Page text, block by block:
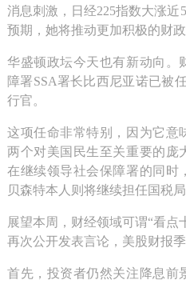
消息刺激，日经225指数大涨近
预期，她将推动更加积极的财
华盛顿政坛今天也有新动向。
障署SSA署长比西尼亚诺已被
行官。
这项任命非常特别，因为它意
两个对美国民生至关重要的庞
在继续领导社会保障署的同时
贝森特本人则将继续担任国税局
展望本周，财经领域可谓“看点
再次公开发表言论，美股财报季
首先，投资者仍然关注降息前